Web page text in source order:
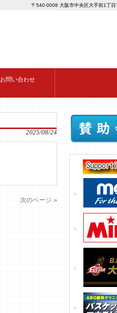
〒540-0008 大阪市中央区大手前1丁
お問い合わせ
2025/08/24
次のページ »